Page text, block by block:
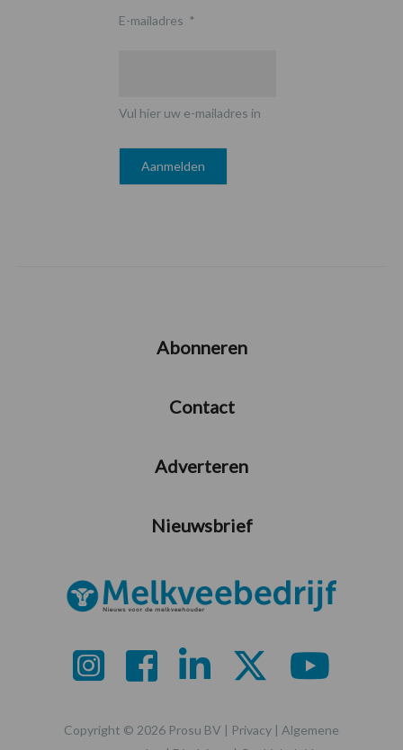
E-mailadres *
Vul hier uw e-mailadres in
Abonneren
Contact
Adverteren
Nieuwsbrief
Copyright © 2026 Prosu BV | Privacy | Algemene